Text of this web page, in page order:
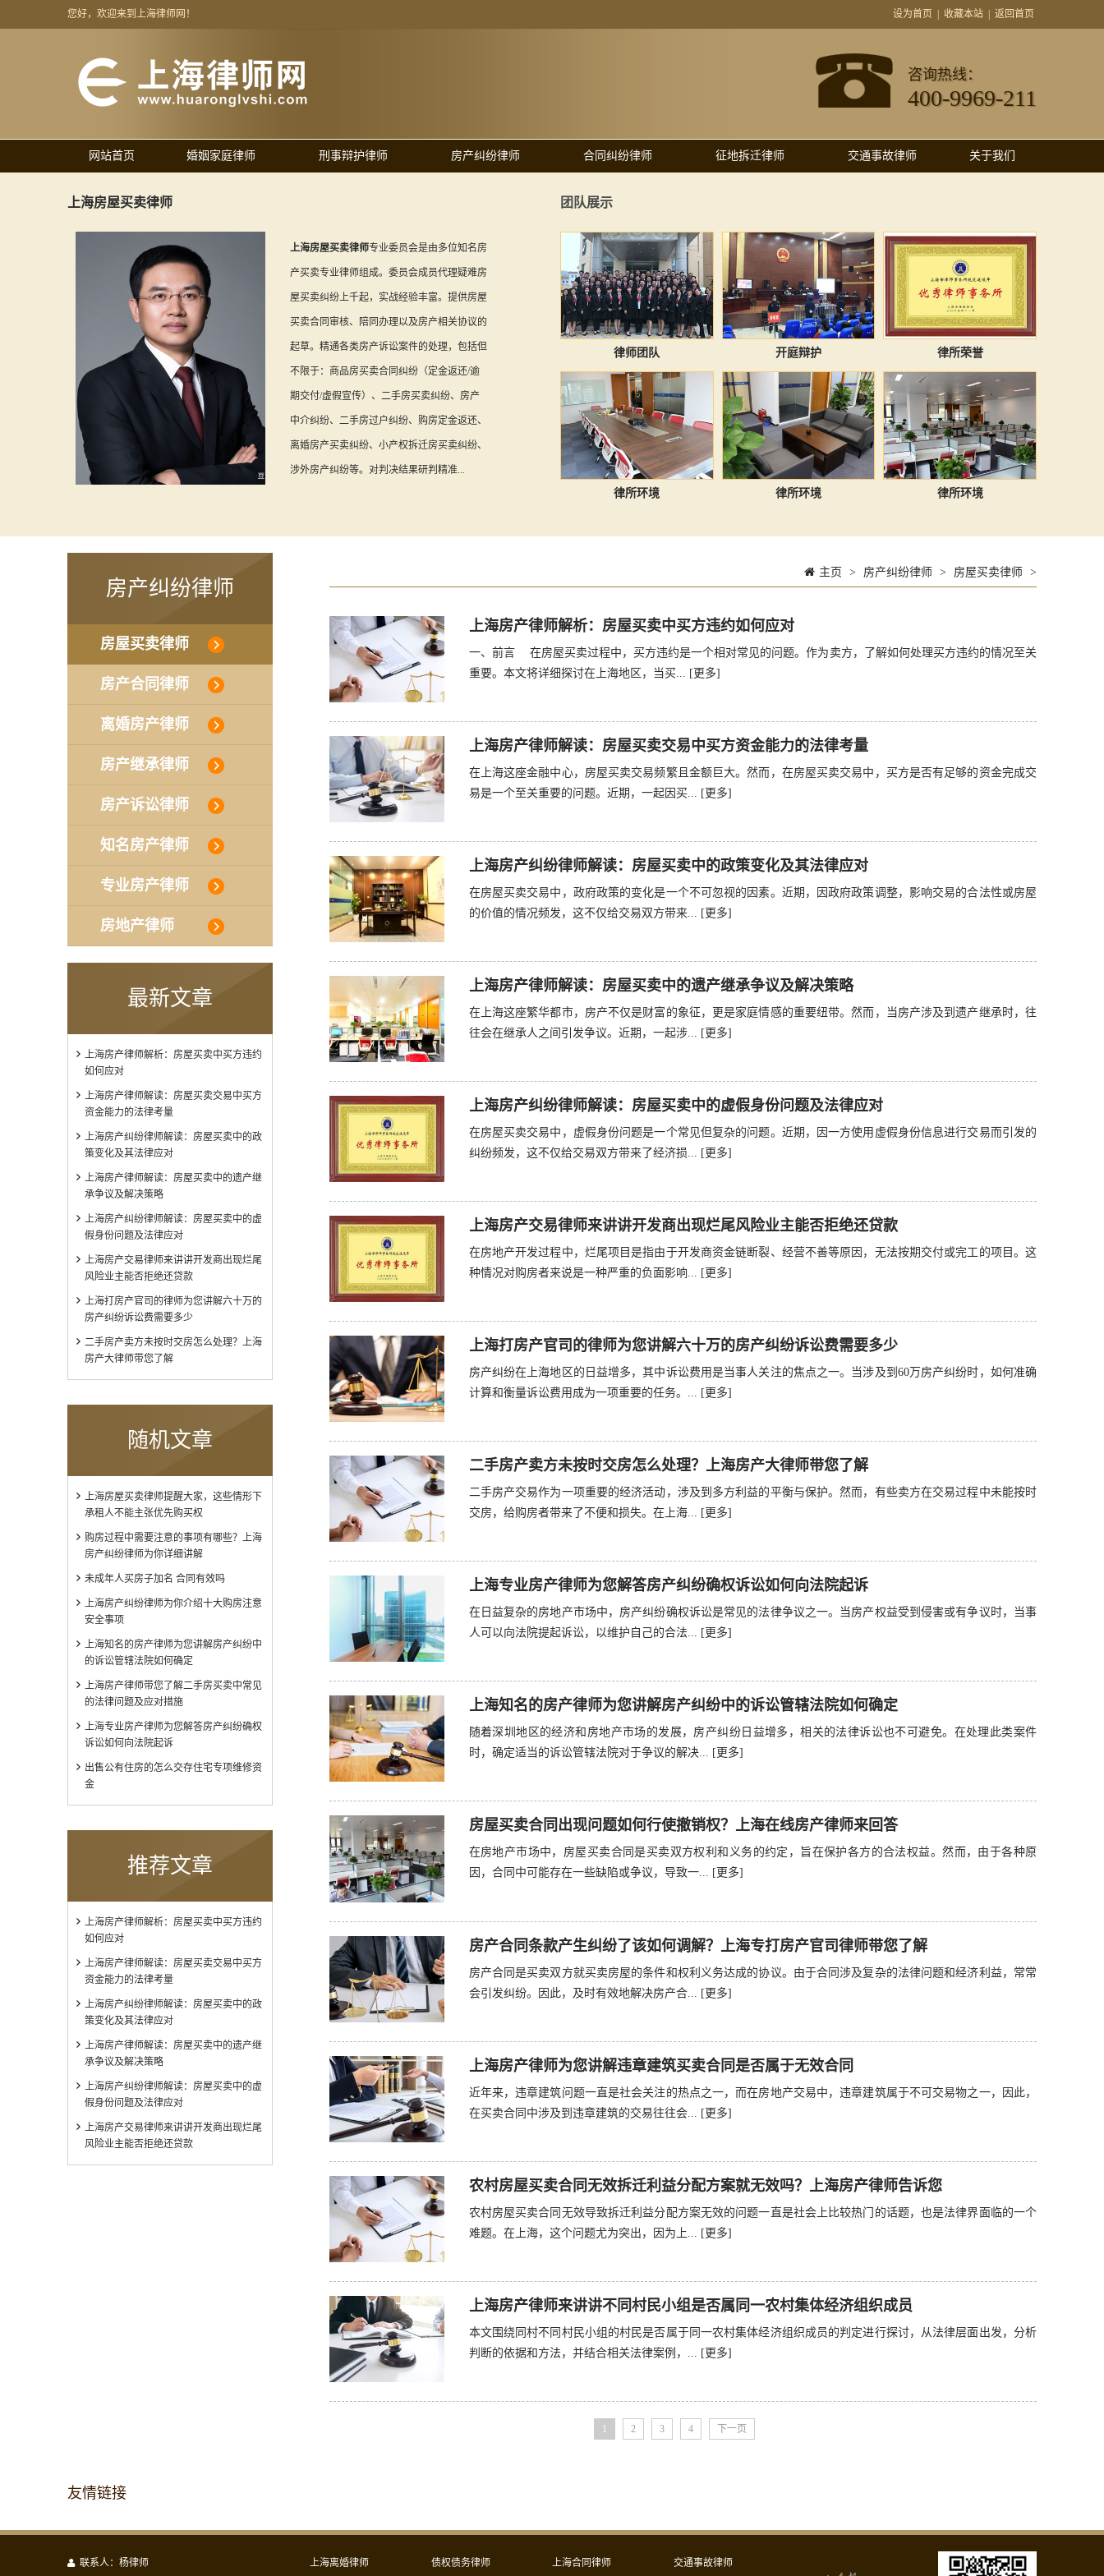
您好，欢迎来到上海律师网！ 设为首页 收藏本站 返回首页
咨询热线：
400-9969-211
网站首页 婚姻家庭律师 刑事辩护律师 房产纠纷律师 合同纠纷律师 征地拆迁律师 交通事故律师 关于我们
上海房屋买卖律师
上海房屋买卖律师专业委员会是由多位知名房
产买卖专业律师组成。委员会成员代理疑难房
屋买卖纠纷上千起，实战经验丰富。提供房屋
买卖合同审核、陪同办理以及房产相关协议的
起草。精通各类房产诉讼案件的处理，包括但
不限于：商品房买卖合同纠纷（定金返还/逾
期交付/虚假宣传）、二手房买卖纠纷、房产
中介纠纷、二手房过户纠纷、购房定金返还、
离婚房产买卖纠纷、小产权拆迁房买卖纠纷、
涉外房产纠纷等。对判决结果研判精准...
团队展示
律师团队 开庭辩护 律所荣誉
律所环境 律所环境 律所环境
房产纠纷律师
房屋买卖律师
房产合同律师
离婚房产律师
房产继承律师
房产诉讼律师
知名房产律师
专业房产律师
房地产律师
最新文章
上海房产律师解析：房屋买卖中买方违约
如何应对
上海房产律师解读：房屋买卖交易中买方
资金能力的法律考量
上海房产纠纷律师解读：房屋买卖中的政
策变化及其法律应对
上海房产律师解读：房屋买卖中的遗产继
承争议及解决策略
上海房产纠纷律师解读：房屋买卖中的虚
假身份问题及法律应对
上海房产交易律师来讲讲开发商出现烂尾
风险业主能否拒绝还贷款
上海打房产官司的律师为您讲解六十万的
房产纠纷诉讼费需要多少
二手房产卖方未按时交房怎么处理？上海
房产大律师带您了解
随机文章
上海房屋买卖律师提醒大家，这些情形下
承租人不能主张优先购买权
购房过程中需要注意的事项有哪些？上海
房产纠纷律师为你详细讲解
未成年人买房子加名 合同有效吗
上海房产纠纷律师为你介绍十大购房注意
安全事项
上海知名的房产律师为您讲解房产纠纷中
的诉讼管辖法院如何确定
上海房产律师带您了解二手房买卖中常见
的法律问题及应对措施
上海专业房产律师为您解答房产纠纷确权
诉讼如何向法院起诉
出售公有住房的怎么交存住宅专项维修资
金
推荐文章
上海房产律师解析：房屋买卖中买方违约
如何应对
上海房产律师解读：房屋买卖交易中买方
资金能力的法律考量
上海房产纠纷律师解读：房屋买卖中的政
策变化及其法律应对
上海房产律师解读：房屋买卖中的遗产继
承争议及解决策略
上海房产纠纷律师解读：房屋买卖中的虚
假身份问题及法律应对
上海房产交易律师来讲讲开发商出现烂尾
风险业主能否拒绝还贷款
主页 > 房产纠纷律师 > 房屋买卖律师 >
上海房产律师解析：房屋买卖中买方违约如何应对
一、前言 在房屋买卖过程中，买方违约是一个相对常见的问题。作为卖方，了解如何处理买方违约的情况至关
重要。本文将详细探讨在上海地区，当买... [更多]
上海房产律师解读：房屋买卖交易中买方资金能力的法律考量
在上海这座金融中心，房屋买卖交易频繁且金额巨大。然而，在房屋买卖交易中，买方是否有足够的资金完成交
易是一个至关重要的问题。近期，一起因买... [更多]
上海房产纠纷律师解读：房屋买卖中的政策变化及其法律应对
在房屋买卖交易中，政府政策的变化是一个不可忽视的因素。近期，因政府政策调整，影响交易的合法性或房屋
的价值的情况频发，这不仅给交易双方带来... [更多]
上海房产律师解读：房屋买卖中的遗产继承争议及解决策略
在上海这座繁华都市，房产不仅是财富的象征，更是家庭情感的重要纽带。然而，当房产涉及到遗产继承时，往
往会在继承人之间引发争议。近期，一起涉...
[更多]
上海房产纠纷律师解读：房屋买卖中的虚假身份问题及法律应对
在房屋买卖交易中，虚假身份问题是一个常见但复杂的问题。近期，因一方使用虚假身份信息进行交易而引发的
纠纷频发，这不仅给交易双方带来了经济损... [更多]
上海房产交易律师来讲讲开发商出现烂尾风险业主能否拒绝还贷款
在房地产开发过程中，烂尾项目是指由于开发商资金链断裂、经营不善等原因，无法按期交付或完工的项目。这
种情况对购房者来说是一种严重的负面影响... [更多]
上海打房产官司的律师为您讲解六十万的房产纠纷诉讼费需要多少
房产纠纷在上海地区的日益增多，其中诉讼费用是当事人关注的焦点之一。当涉及到60万房产纠纷时，如何准确
计算和衡量诉讼费用成为一项重要的任务。... [更多]
二手房产卖方未按时交房怎么处理？上海房产大律师带您了解
二手房产交易作为一项重要的经济活动，涉及到多方利益的平衡与保护。然而，有些卖方在交易过程中未能按时
交房，给购房者带来了不便和损失。在上海... [更多]
上海专业房产律师为您解答房产纠纷确权诉讼如何向法院起诉
在日益复杂的房地产市场中，房产纠纷确权诉讼是常见的法律争议之一。当房产权益受到侵害或有争议时，当事
人可以向法院提起诉讼，以维护自己的合法... [更多]
上海知名的房产律师为您讲解房产纠纷中的诉讼管辖法院如何确定
随着深圳地区的经济和房地产市场的发展，房产纠纷日益增多，相关的法律诉讼也不可避免。在处理此类案件
时，确定适当的诉讼管辖法院对于争议的解决... [更多]
房屋买卖合同出现问题如何行使撤销权？上海在线房产律师来回答
在房地产市场中，房屋买卖合同是买卖双方权利和义务的约定，旨在保护各方的合法权益。然而，由于各种原
因，合同中可能存在一些缺陷或争议，导致一... [更多]
房产合同条款产生纠纷了该如何调解？上海专打房产官司律师带您了解
房产合同是买卖双方就买卖房屋的条件和权利义务达成的协议。由于合同涉及复杂的法律问题和经济利益，常常
会引发纠纷。因此，及时有效地解决房产合... [更多]
上海房产律师为您讲解违章建筑买卖合同是否属于无效合同
近年来，违章建筑问题一直是社会关注的热点之一，而在房地产交易中，违章建筑属于不可交易物之一，因此，
在买卖合同中涉及到违章建筑的交易往往会... [更多]
农村房屋买卖合同无效拆迁利益分配方案就无效吗？上海房产律师告诉您
农村房屋买卖合同无效导致拆迁利益分配方案无效的问题一直是社会上比较热门的话题，也是法律界面临的一个
难题。在上海，这个问题尤为突出，因为上... [更多]
上海房产律师来讲讲不同村民小组是否属同一农村集体经济组织成员
本文围绕同村不同村民小组的村民是否属于同一农村集体经济组织成员的判定进行探讨，从法律层面出发，分析
判断的依据和方法，并结合相关法律案例，... [更多]
1 2 3 4 下一页
友情链接
联系人：杨律师 上海离婚律师 债权债务律师 上海合同律师 交通事故律师